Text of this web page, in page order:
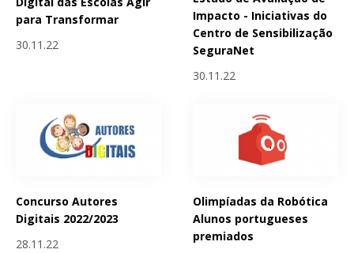
para Transformar
30.11.22
Impacto - Iniciativas do
Centro de Sensibilização
SeguraNet
30.11.22
Concurso Autores
Digitais 2022/2023
28.11.22
Olimpíadas da Robótica
Alunos portugueses
premiados